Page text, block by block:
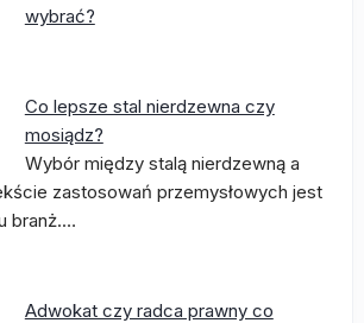
wybrać?
Co lepsze stal nierdzewna czy
mosiądz?
Wybór między stalą nierdzewną a
zastosowań przemysłowych jest
branż.…
Adwokat czy radca prawny co